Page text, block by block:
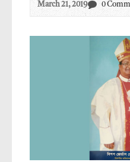
March 21, 2019 0